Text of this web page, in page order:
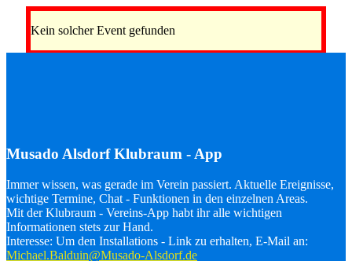
Kein solcher Event gefunden
Musado Alsdorf Klubraum - App
Immer wissen, was gerade im Verein passiert. Aktuelle Ereignisse,
wichtige Termine, Chat - Funktionen in den einzelnen Areas.
Mit der Klubraum - Vereins-App habt ihr alle wichtigen
Informationen stets zur Hand.
Interesse: Um den Installations - Link zu erhalten, E-Mail an:
Michael.Balduin@Musado-Alsdorf.de